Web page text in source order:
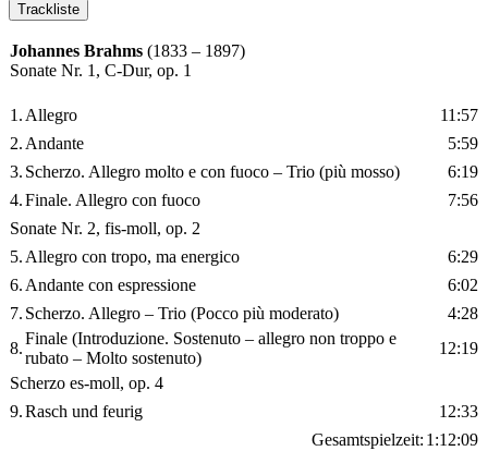
Trackliste
Johannes Brahms (1833 – 1897)
Sonate Nr. 1, C-Dur, op. 1
1. Allegro
11:57
2. Andante
5:59
3. Scherzo. Allegro molto e con fuoco – Trio (più mosso)
6:19
4.Finale. Allegro con fuoco
7:56
Sonate Nr. 2, fis-moll, op. 2
5. Allegro con tropo, ma energico
6:29
6. Andante con espressione
6:02
7. Scherzo. Allegro – Trio (Pocco più moderato)
4:28
8.
Finale (Introduzione. Sostenuto – allegro non troppo e
rubato – Molto sostenuto)
12:19
Scherzo es-moll, op. 4
9.Rasch und feurig
12:33
Gesamtspielzeit: 1:12:09